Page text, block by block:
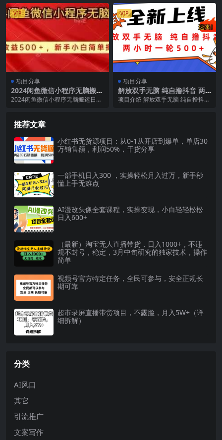
密码...
贴家用，一试就...
VIP
项目分享
2024闲鱼微信小程序无脑搬运
日收益500+手小白简单操作
2024闲鱼微信小程序无脑搬运日收
VIP
项目分享
解放双手无脑 纯自撸抖音 两
小时一轮500+
项目介绍 解放双手无脑 纯自撸抖音
推荐文章
小红书无货源项目：从0-1从开店到爆单，单店30
万销售额，利润50%，干货分享
一部手机日入300 ，实操轻松月入过万，新手秒
懂上手无难点
AI漫改头像全套课程，实操变现，小白轻轻松松
日入600+
（最新）淘宝无人直播带货，日入1000+，不违
规不封号，稳定，3月中旬研究的独家技术，操作
简单
视频号官方特定任务，全民可参与，安全正规长
期可靠
超市录屏直播带货项目，不露脸，月入5W+（详
细拆解）
分类
AI风口
其它
引流推广
文案写作